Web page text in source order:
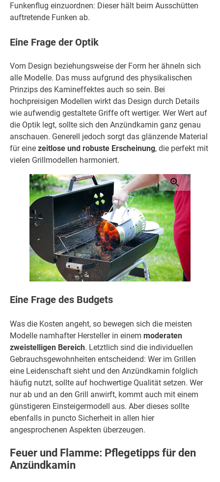
Funkenflug einzuordnen: Dieser hält beim Ausschütten
auftretende Funken ab.
Eine Frage der Optik
Vom Design beziehungsweise der Form her ähneln sich
alle Modelle. Das muss aufgrund des physikalischen
Prinzips des Kamineffektes auch so sein. Bei
hochpreisigen Modellen wirkt das Design durch Details
wie aufwendig gestaltete Griffe oft wertiger. Wer Wert auf
die Optik legt, sollte sich den Anzündkamin ganz genau
anschauen. Generell jedoch sorgt das glänzende Material
für eine zeitlose und robuste Erscheinung, die perfekt mit
vielen Grillmodellen harmoniert.
Eine Frage des Budgets
Was die Kosten angeht, so bewegen sich die meisten
Modelle namhafter Hersteller in einem moderaten
zweistelligen Bereich. Letztlich sind die individuellen
Gebrauchsgewohnheiten entscheidend: Wer im Grillen
eine Leidenschaft sieht und den Anzündkamin folglich
häufig nutzt, sollte auf hochwertige Qualität setzen. Wer
nur ab und an den Grill anwirft, kommt auch mit einem
günstigeren Einsteigermodell aus. Aber dieses sollte
ebenfalls in puncto Sicherheit in allen hier
angesprochenen Aspekten überzeugen.
Feuer und Flamme: Pflegetipps für den
Anzündkamin